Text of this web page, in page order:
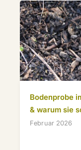
Bodenprobe
& warum sie
Februar 2026